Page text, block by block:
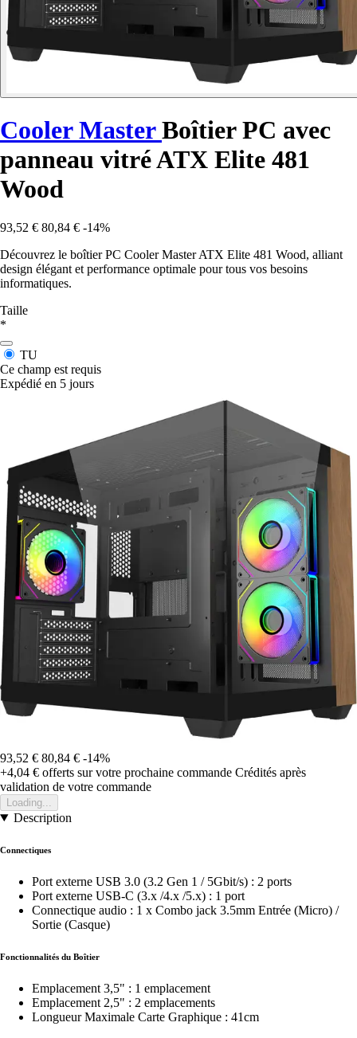
Cooler MasterBoîtier PC avec
panneau vitré ATX Elite 481
Wood
93,52 € 80,84 € -14%
Découvrez le boîtier PC Cooler Master ATX Elite 481 Wood, alliant
design élégant et performance optimale pour tous vos besoins
informatiques.
Taille
*
TU
Ce champ est requis
Expédié en 5 jours
93,52 € 80,84 € -14%
+4,04 € offerts sur votre prochaine commande Crédités après
validation de votre commande
Loading...
Description
Connectiques
Port externe USB 3.0 (3.2 Gen 1 / 5Gbit/s) : 2 ports
Port externe USB-C (3.x /4.x /5.x) : 1 port
Connectique audio : 1 x Combo jack 3.5mm Entrée (Micro) /
Sortie (Casque)
Fonctionnalités du Boîtier
Emplacement 3,5" : 1 emplacement
Emplacement 2,5" : 2 emplacements
Longueur Maximale Carte Graphique : 41cm